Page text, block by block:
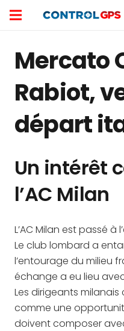
Mercato
Rabiot,
départ
Un intérêt
l’AC Milan
L’AC Milan est passé à
Le club lombard a
l’entourage du milieu
échange a eu lieu
Les dirigeants
comme une
doivent composer